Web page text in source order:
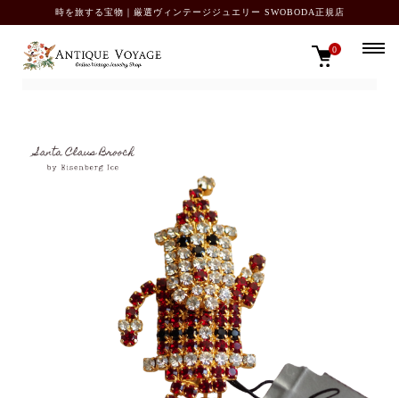
時を旅する宝物｜厳選ヴィンテージジュエリー SWOBODA正規店
0
TOP ブローチ・ピン